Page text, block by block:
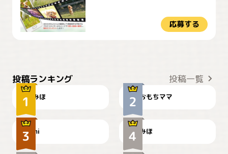
応募する
投稿ランキング 投稿一覧
みほ おもちママ
可愛い？
mi
見てるぞぉ
みほ
🌻とむぎ！
ドーベルマンのお友達邸に
て